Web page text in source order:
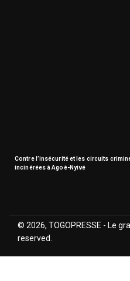
Contre l’insécurité et les circuits
incinérées à Agoè-Nyivé
© 2026, TOGOPRESSE - Le
reserved.